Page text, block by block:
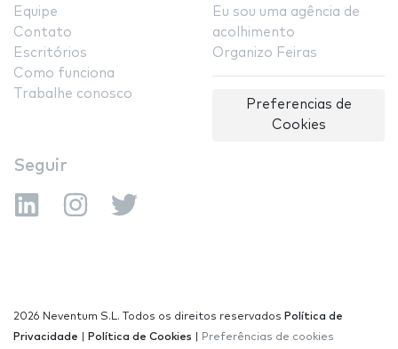
Equipe
Contato
Escritórios
Como funciona
Trabalhe conosco
Eu sou uma agência de
acolhimento
Organizo Feiras
Preferencias de
Cookies
Seguir
2026 Neventum S.L. Todos os direitos reservados Política de
Privacidade
Política de Cookies Preferências de cookies